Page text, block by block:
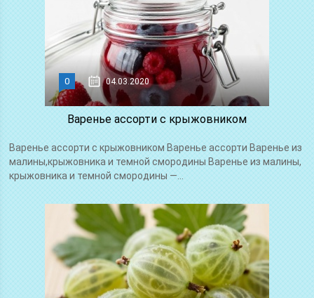
0 04.03.2020
Варенье ассорти с крыжовником
Варенье ассорти с крыжовником Варенье ассорти Варенье из
малины,крыжовника и темной смородины Варенье из малины,
крыжовника и темной смородины —...